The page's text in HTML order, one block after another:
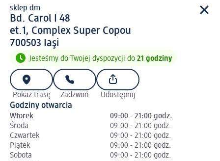
sklep d m
sklep dm
Bd. Carol I 48
et.1, Complex Super Copou
7 0 0 5 0 3
700503 Iaşi
Jesteśmy do Twojej dyspozycji do 21 godziny
Pokaż trasę Zadzwoń Udostępnij
Godziny otwarcia
Wtorek
09:00 - 21:00 godz.
Środa
09:00 - 21:00 godz.
Czwartek
09:00 - 21:00 godz.
Piątek
09:00 - 21:00 godz.
Sobota
09:00 - 21:00 godz.